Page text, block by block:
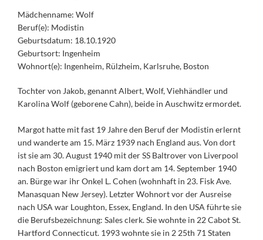
Mädchenname: Wolf
Beruf(e): Modistin
Geburtsdatum: 18.10.1920
Geburtsort: Ingenheim
Wohnort(e): Ingenheim, Rülzheim, Karlsruhe, Boston
Tochter von Jakob, genannt Albert, Wolf, Viehhändler und
Karolina Wolf (geborene Cahn), beide in Auschwitz ermordet.
Margot hatte mit fast 19 Jahre den Beruf der Modistin erlernt
und wanderte am 15. März 1939 nach England aus. Von dort
ist sie am 30. August 1940 mit der SS Baltrover von Liverpool
nach Boston emigriert und kam dort am 14. September 1940
an. Bürge war ihr Onkel L. Cohen (wohnhaft in 23. Fisk Ave.
Manasquan New Jersey). Letzter Wohnort vor der Ausreise
nach USA war Loughton, Essex, England. In den USA führte sie
die Berufsbezeichnung: Sales clerk. Sie wohnte in 22 Cabot St.
Hartford Connecticut. 1993 wohnte sie in 2 25th 71 Staten